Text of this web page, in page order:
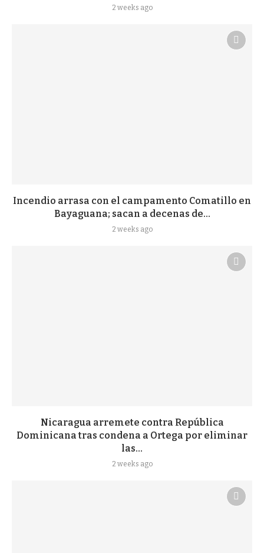
2 weeks ago
Incendio arrasa con el campamento Comatillo en
Bayaguana; sacan a decenas de...
2 weeks ago
Nicaragua arremete contra República
Dominicana tras condena a Ortega por eliminar
las...
2 weeks ago